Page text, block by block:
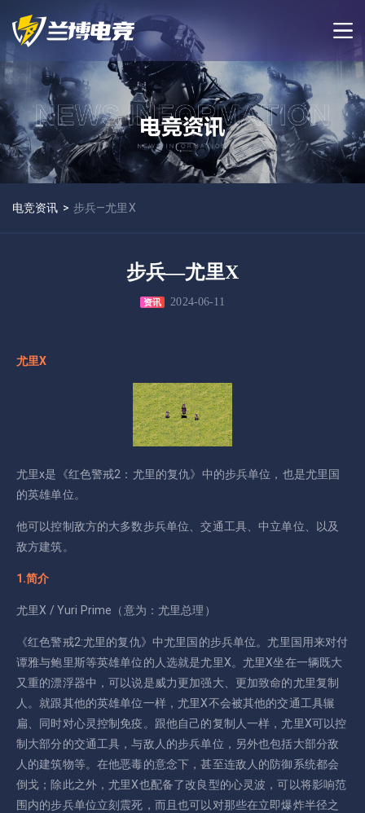
电竞资讯 > 步兵—尤里X
步兵—尤里X
资讯 2024-06-11
尤里X
尤里x是《红色警戒2：尤里的复仇》中的步兵单位，也是尤里国
的英雄单位。
他可以控制敌方的大多数步兵单位、交通工具、中立单位、以及
敌方建筑。
1.简介
尤里X / Yuri Prime（意为：尤里总理）
《红色警戒2:尤里的复仇》中尤里国的步兵单位。尤里国用来对付
谭雅与鲍里斯等英雄单位的人选就是尤里X。尤里X坐在一辆既大
又重的漂浮器中，可以说是威力更加强大、更加致命的尤里复制
人。就跟其他的英雄单位一样，尤里X不会被其他的交通工具辗
扁、同时对心灵控制免疫。跟他自己的复制人一样，尤里X可以控
制大部分的交通工具，与敌人的步兵单位，另外也包括大部分敌
人的建筑物等。在他恶毒的意念下，甚至连敌人的防御系统都会
倒戈；除此之外，尤里X也配备了改良型的心灵波，可以将影响范
围内的步兵单位立刻震死，而且也可以对那些在立即爆炸半径之